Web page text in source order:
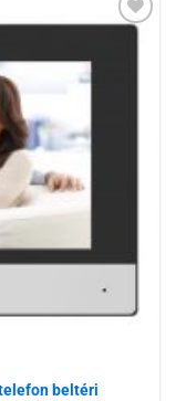
Hozzáadás a
beltéri